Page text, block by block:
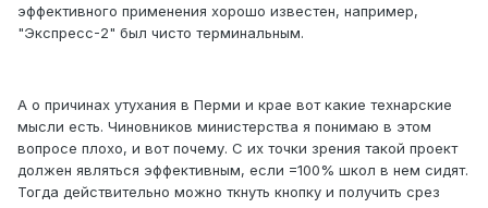
эффективного применения хорошо известен, например,
"Экспресс-2" был чисто терминальным.
А о причинах утухания в Перми и крае вот какие технарские
мысли есть. Чиновников министерства я понимаю в этом
вопросе плохо, и вот почему. С их точки зрения такой проект
должен являться эффективным, если =100% школ в нем сидят.
Тогда действительно можно ткнуть кнопку и получить срез